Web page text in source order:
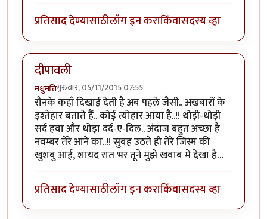
प्रतिसाद देण्यासाठीलॉग इन कराकिंवासदस्य व्हा
दीपावली
मधुमतिगुरुवार, 05/11/2015 07:55
रौनके कहाँ दिखाई देती है अब पहले जैसी.. अखबारों के
इश्तेहार बताते हैं.. कोई त्योहार आया है..!! थोड़ी-थोड़ी
सर्द हवा और थोड़ा दर्द-ए-दिल.. अंदाज बहुत अच्छा है
नवम्बर तेरे आने का..!! सुबह उठते ही तेरे जिस्म की
खुशबु आई, शायद रात भर तूने मुझे खवाब मे देखा है…
प्रतिसाद देण्यासाठीलॉग इन कराकिंवासदस्य व्हा